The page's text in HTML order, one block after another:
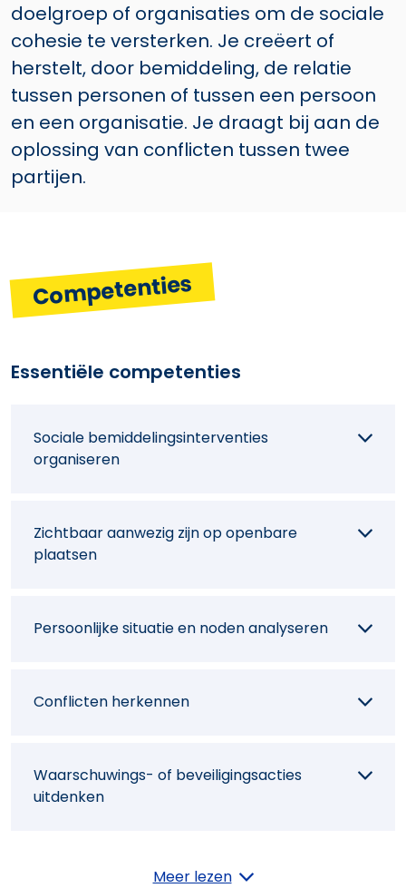
doelgroep of organisaties om de sociale
cohesie te versterken. Je creëert of
herstelt, door bemiddeling, de relatie
tussen personen of tussen een persoon
en een organisatie. Je draagt bij aan de
oplossing van conflicten tussen twee
partijen.
Competenties
Essentiële competenties
Sociale bemiddelingsinterventies
organiseren
Zichtbaar aanwezig zijn op openbare
plaatsen
Persoonlijke situatie en noden analyseren
Conflicten herkennen
Waarschuwings- of beveiligingsacties
uitdenken
Conflicten oplossen via bemiddeling
Meer lezen